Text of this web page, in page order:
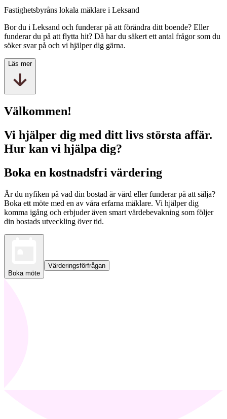
Fastighetsbyråns lokala mäklare i Leksand
Bor du i Leksand och funderar på att förändra ditt boende? Eller
funderar du på att flytta hit? Då har du säkert ett antal frågor som du
söker svar på och vi hjälper dig gärna.
Läs mer
Välkommen!
Vi hjälper dig med ditt livs största affär.
Hur kan vi hjälpa dig?
Boka en kostnadsfri värdering
Är du nyfiken på vad din bostad är värd eller funderar på att sälja?
Boka ett möte med en av våra erfarna mäklare. Vi hjälper dig
komma igång och erbjuder även smart värdebevakning som följer
din bostads utveckling över tid.
Boka möte
Värderingsförfrågan